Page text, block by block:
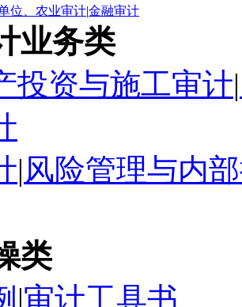
位、农业审计|金融审计
业务类
投资与施工审计|
|风险管理与内
类
|审计工具书